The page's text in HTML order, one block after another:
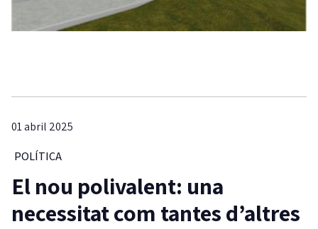
01 abril 2025
POLÍTICA
El nou polivalent: una
necessitat com tantes d’altres